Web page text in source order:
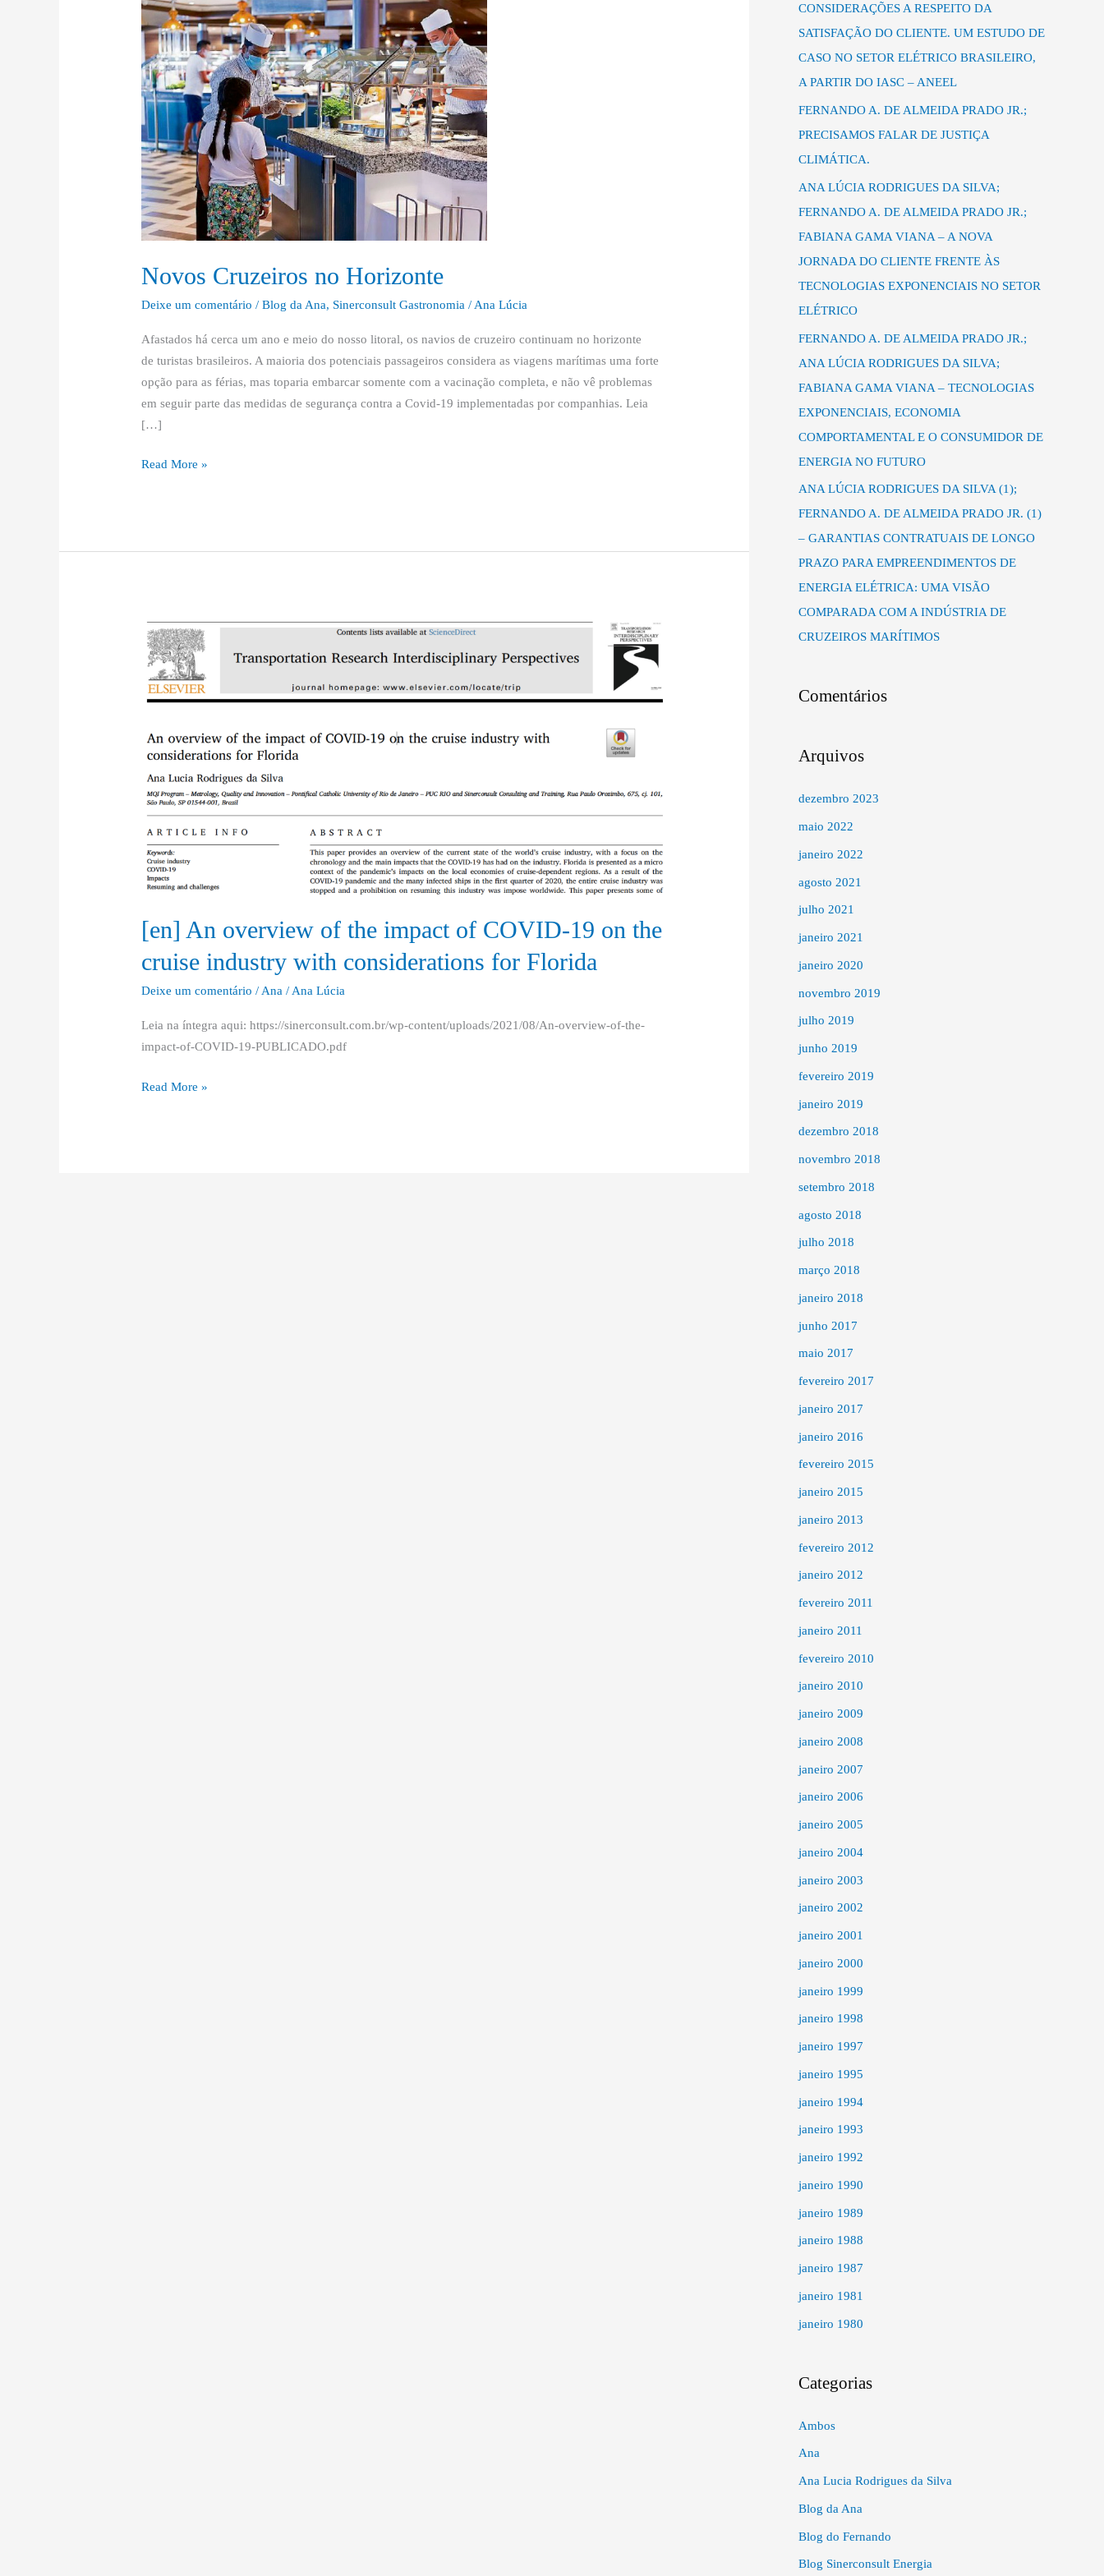
Novos Cruzeiros no Horizonte
Deixe um comentário /Blog da Ana, Sinerconsult Gastronomia / Ana Lúcia
Afastados há cerca um ano e meio do nosso litoral, os navios de cruzeiro continuam no horizonte
de turistas brasileiros. A maioria dos potenciais passageiros considera as viagens marítimas uma forte
opção para as férias, mas toparia embarcar somente com a vacinação completa, e não vê problemas
em seguir parte das medidas de segurança contra a Covid-19 implementadas por companhias. Leia
[…]
Novos
Cruzeiros
no
Horizonte
Read More »
[en] An overview of the impact of COVID-19 on the
cruise industry with considerations for Florida
Deixe um comentário / Ana / Ana Lúcia
Leia na íntegra aqui: https://sinerconsult.com.br/wp-content/uploads/2021/08/An-overview-of-the-
impact-of-COVID-19-PUBLICADO.pdf
[en]
An
overview
of
impact
of
COVID-
19
on
cruise
industry
considerations
Florida
Read More »
s
a
r
p
o
r
:
CONSIDERAÇÕES A RESPEITO DA
SATISFAÇÃO DO CLIENTE. UM ESTUDO DE
CASO NO SETOR ELÉTRICO BRASILEIRO,
A PARTIR DO IASC – ANEEL
FERNANDO A. DE ALMEIDA PRADO JR.;
PRECISAMOS FALAR DE JUSTIÇA
CLIMÁTICA.
ANA LÚCIA RODRIGUES DA SILVA;
FERNANDO A. DE ALMEIDA PRADO JR.;
FABIANA GAMA VIANA – A NOVA
JORNADA DO CLIENTE FRENTE ÀS
TECNOLOGIAS EXPONENCIAIS NO SETOR
ELÉTRICO
FERNANDO A. DE ALMEIDA PRADO JR.;
ANA LÚCIA RODRIGUES DA SILVA;
FABIANA GAMA VIANA – TECNOLOGIAS
EXPONENCIAIS, ECONOMIA
COMPORTAMENTAL E O CONSUMIDOR DE
ENERGIA NO FUTURO
ANA LÚCIA RODRIGUES DA SILVA (1);
FERNANDO A. DE ALMEIDA PRADO JR. (1)
– GARANTIAS CONTRATUAIS DE LONGO
PRAZO PARA EMPREENDIMENTOS DE
ENERGIA ELÉTRICA: UMA VISÃO
COMPARADA COM A INDÚSTRIA DE
CRUZEIROS MARÍTIMOS
Comentários
Arquivos
dezembro 2023
maio 2022
janeiro 2022
agosto 2021
julho 2021
janeiro 2021
janeiro 2020
novembro 2019
julho 2019
junho 2019
fevereiro 2019
janeiro 2019
dezembro 2018
novembro 2018
setembro 2018
agosto 2018
julho 2018
março 2018
janeiro 2018
junho 2017
maio 2017
fevereiro 2017
janeiro 2017
janeiro 2016
fevereiro 2015
janeiro 2015
janeiro 2013
fevereiro 2012
janeiro 2012
fevereiro 2011
janeiro 2011
fevereiro 2010
janeiro 2010
janeiro 2009
janeiro 2008
janeiro 2007
janeiro 2006
janeiro 2005
janeiro 2004
janeiro 2003
janeiro 2002
janeiro 2001
janeiro 2000
janeiro 1999
janeiro 1998
janeiro 1997
janeiro 1995
janeiro 1994
janeiro 1993
janeiro 1992
janeiro 1990
janeiro 1989
janeiro 1988
janeiro 1987
janeiro 1981
janeiro 1980
Categorias
Ambos
Ana
Ana Lucia Rodrigues da Silva
Blog da Ana
Blog do Fernando
Blog Sinerconsult Energia